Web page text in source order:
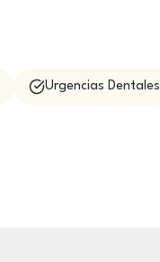
Urgencias Dentales